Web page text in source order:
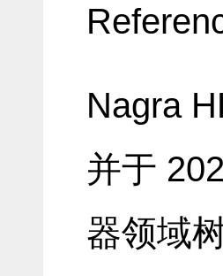
Nagra
并于
器领域